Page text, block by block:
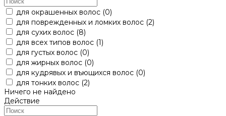
для окрашенных волос (0)
для поврежденных и ломких волос (2)
для сухих волос (8)
для всех типов волос (1)
для густых волос (0)
для жирных волос (0)
для кудрявых и въющихся волос (0)
для тонких волос (2)
Ничего не найдено
Действие